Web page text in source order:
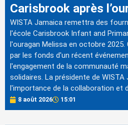
Carisbrook après
WISTA Jamaica remettra des
l'école Carisbrook Infant and
l'ouragan Melissa en octobre
par les fonds d'un récent
l'engagement de la communauté
solidaires. La présidente de WISTA
l'importance de la collaboration et
8 août 2026 15:01